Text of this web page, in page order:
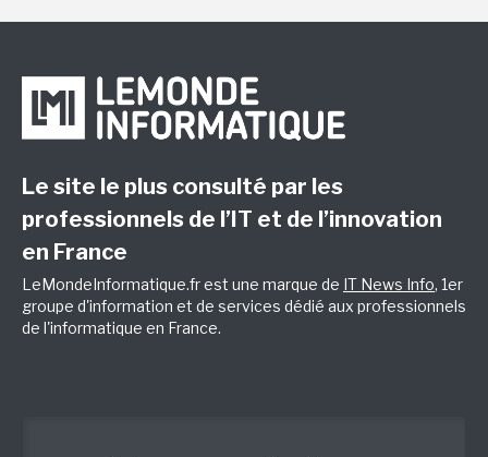
Le site le plus consulté par les
professionnels de l’IT et de l’innovation
en France
LeMondeInformatique.fr est une marque de IT News Info, 1er
groupe d'information et de services dédié aux professionnels
de l'informatique en France.